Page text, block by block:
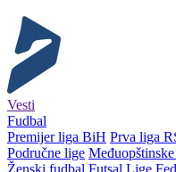
Vesti
Fudbal
Premijer liga BiH Prva liga
Područne lige
Ženski fudbal Futsal Lige